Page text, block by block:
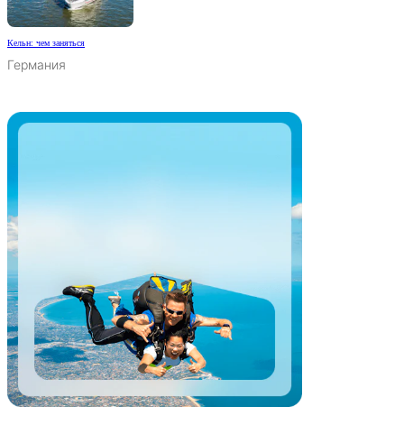
Кельн: чем заняться
Германия